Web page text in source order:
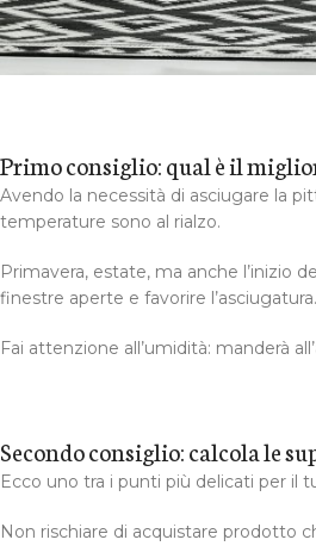
Primo consiglio: qual è il
Avendo la necessità di asciugare la
temperature sono al rialzo.
Primavera, estate, ma anche l’inizio
finestre aperte e favorire l’asciugatura.
Fai attenzione all’umidità: manderà
Secondo consiglio: calcola le
Ecco uno tra i punti più delicati per il
Non rischiare di acquistare prodotto